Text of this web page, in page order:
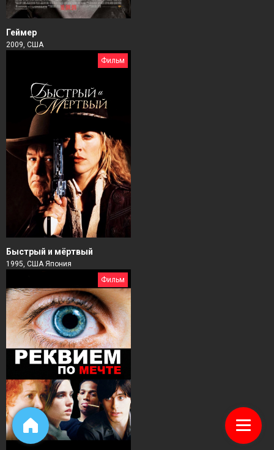
Геймер
2009, США
Фильм
Быстрый и мёртвый
1995, США Япония
Фильм